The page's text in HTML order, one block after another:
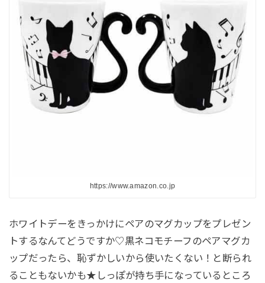
https://www.amazon.co.jp
ホワイトデーをきっかけにペアのマグカップをプレゼン
トするなんてどうですか♡黒ネコモチーフのペアマグカ
ップだったら、恥ずかしいから使いたくない！と断られ
ることもないかも★しっぽが持ち手になっているところ